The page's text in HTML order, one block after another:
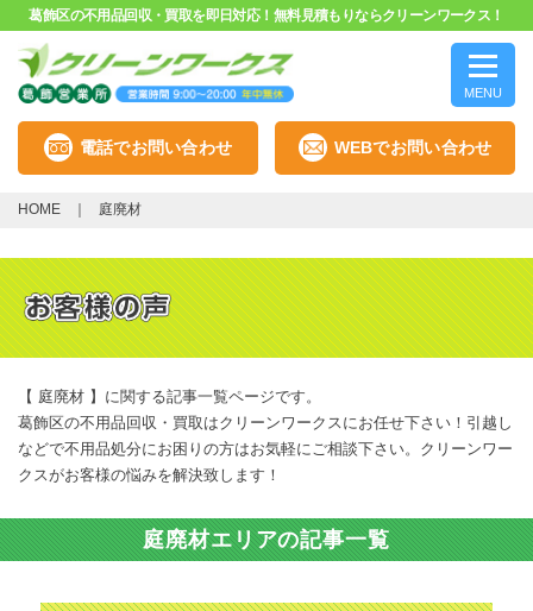
葛飾区の不用品回収・買取を即日対応！無料見積もりならクリーンワークス！
MENU
電話でお問い合わせ WEBでお問い合わせ
HOME 庭廃材
【 庭廃材 】に関する記事一覧ページです。
葛飾区の不用品回収・買取はクリーンワークスにお任せ下さい！引越し
などで不用品処分にお困りの方はお気軽にご相談下さい。クリーンワー
クスがお客様の悩みを解決致します！
庭廃材エリアの記事一覧